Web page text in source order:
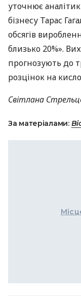
уточнює
бізнесу Тарас
обсягів
близько 20%».
прогнозують до
розцінок на
Світлана
За матеріалами: